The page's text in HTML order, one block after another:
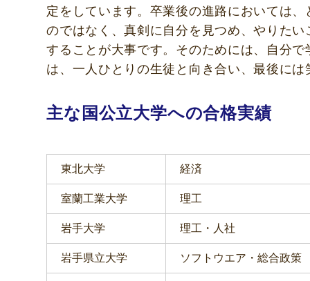
定をしています。卒業後の進路においては
のではなく、真剣に自分を見つめ、やりた
することが大事です。そのためには、自分
は、一人ひとりの生徒と向き合い、最後に
主な国公立大学への合格実績
東北大学 経済
室蘭工業大学 理工
岩手大学 理工・人社
岩手県立大学 ソフトウエア・総合政策